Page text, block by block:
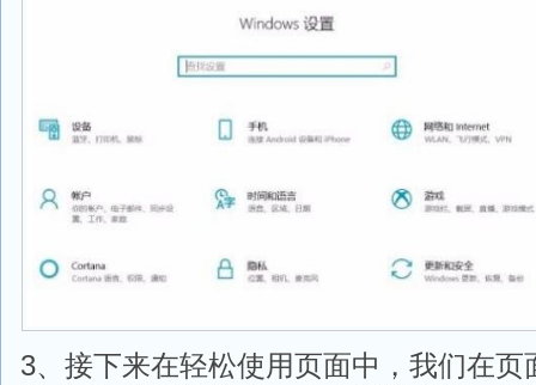
3、接下来在轻松使用页面中，我们在页